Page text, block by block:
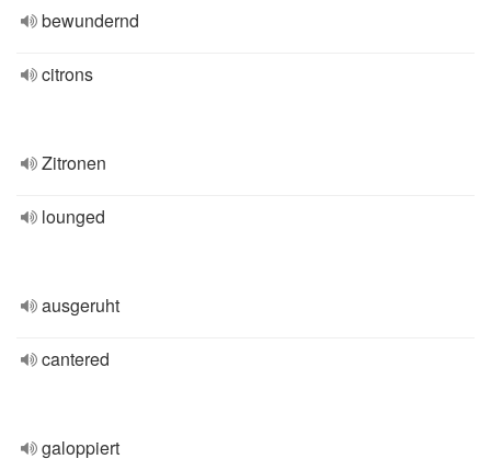
bewundernd
citrons
Zitronen
lounged
ausgeruht
cantered
galoppiert